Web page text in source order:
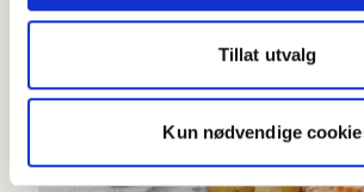
Tillat utvalg
Kun nødvendige
20-40 min